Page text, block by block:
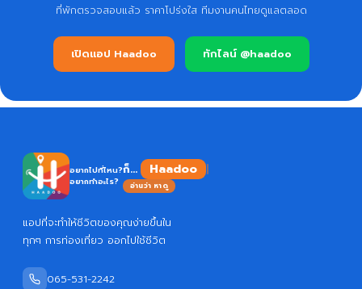
ที่พักตรวจสอบแล้ว ราคาโปร่งใส ทีมงานคนไทยดูแลตลอด
เปิดแอป Haadoo ทักไลน์ @haadoo
อยากไปที่ไหน?
อยากทำอะไร?
ก็... Ha
อ่านว่า หาดู
แอปที่จะทำให้ชีวิตของคุณง่ายขึ้นใน
ทุกๆ การท่องเที่ยว ออกไปใช้ชีวิต
065-531-2242